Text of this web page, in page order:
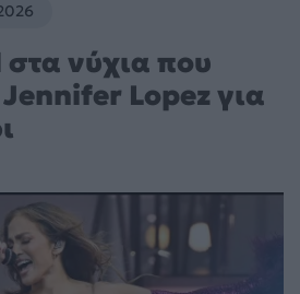
νύχια που
Jennifer Lopez για